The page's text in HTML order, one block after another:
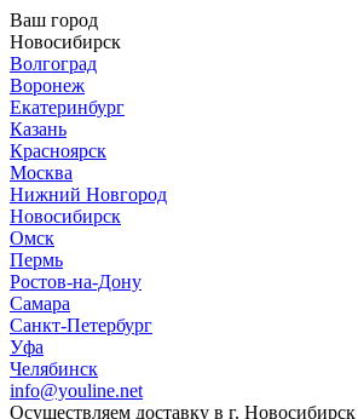
Ваш город
Новосибирск
Волгоград
Воронеж
Екатеринбург
Казань
Красноярск
Москва
Нижний Новгород
Новосибирск
Омск
Пермь
Ростов-на-Дону
Самара
Санкт-Петербург
Уфа
Челябинск
info@youline.net
Осуществляем доставку в г. Новосибирск